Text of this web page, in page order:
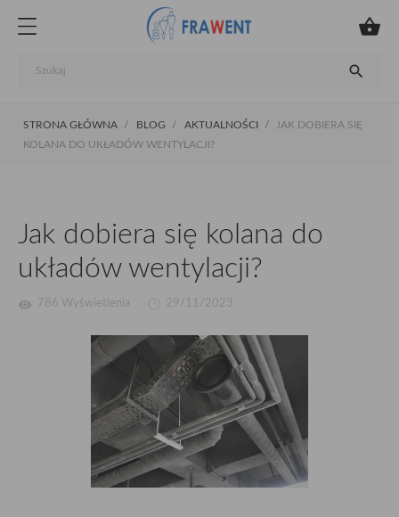


STRONA GŁÓWNA BLOG AKTUALNOŚCI
JAK DOBIERA SIĘ
KOLANA DO UKŁADÓW WENTYLACJI?
Jak dobiera się kolana do
układów wentylacji?
visibility 786 Wyświetlenia 29/11/2023